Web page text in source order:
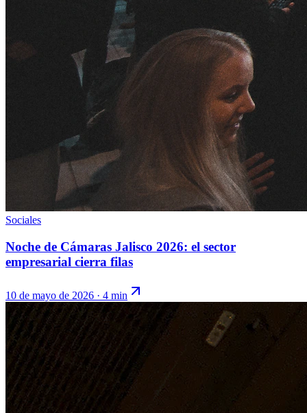
Sociales
Noche de Cámaras Jalisco 2026: el sector
empresarial cierra filas
10 de mayo de 2026 · 4 min